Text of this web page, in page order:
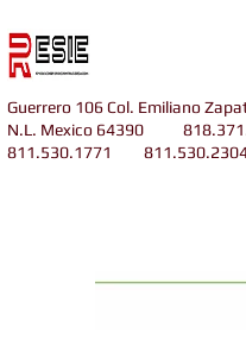
Guerrero 106 Col. Emiliano
N.L. Mexico 64390
811.530.1771